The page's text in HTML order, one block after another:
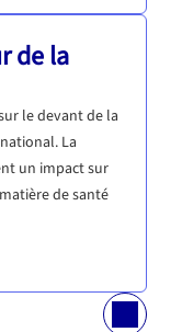
de la
le devant de la
La
un impact sur
de santé